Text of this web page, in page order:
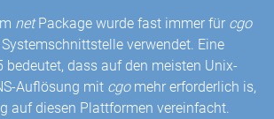
netPackage wurde fast immer für cgo
verwendet. Eine
bedeutet, dass auf den meisten Unix-
Auflösung mit cgomehr erforderlich is,
auf diesen Plattformen vereinfacht.